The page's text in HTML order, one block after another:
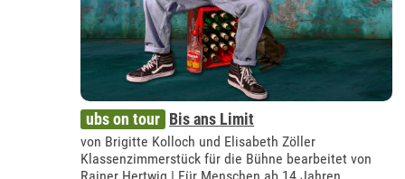
ubs on tour Bis ans Limit
von Brigitte Kolloch und Elisabeth Zöller
Klassenzimmerstück für die Bühne bearbeitet von